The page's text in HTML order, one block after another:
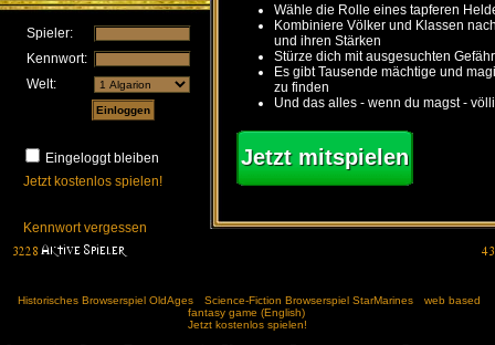
Spieler:
Kennwort:
Welt:
Eingeloggt bleiben
Jetzt kostenlos spielen!
Kennwort vergessen
Wähle die Rolle eines tapferen
Kombiniere Völker und Klassen
und ihren Stärken
Stürze dich mit ausgesuchten
Es gibt Tausende mächtige und
zu finden
Und das alles - wenn du magst -
Jetzt mitspielen
Historisches Browserspiel OldAges Science-Fiction Browserspiel StarMarines
web based
fantasy game (English)
Jetzt kostenlos spielen!